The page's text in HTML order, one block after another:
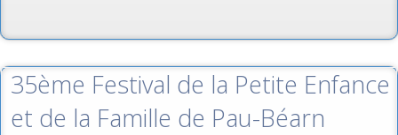
35ème Festival de la Petite Enfance
et de la Famille de Pau-Béarn